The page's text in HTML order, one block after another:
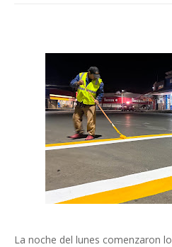
La noche del lunes comenzaron